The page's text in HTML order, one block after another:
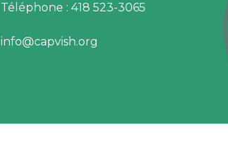
Téléphone : 418 523-3065
info@capvish.org